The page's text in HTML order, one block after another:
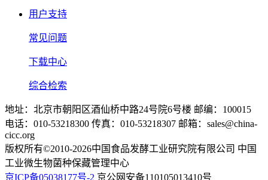
用户支持
常见问题
下载中心
综合检索
地址：北京市朝阳区酒仙桥中路24号院6号楼 邮编：100015
电话：010-53218300 传真：010-53218307 邮箱：sales@china-
cicc.org
版权所有©2010-2026中国食品发酵工业研究院有限公司 中国
工业微生物菌种保藏管理中心
京ICP备05038177号-2 京公网安备110105013410号